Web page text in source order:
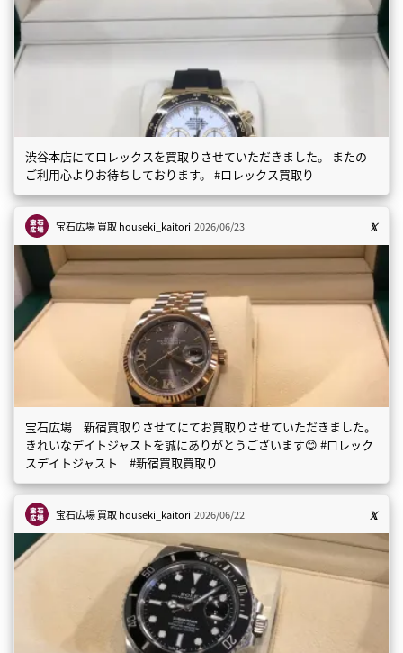
渋谷本店にてロレックスを買取りさせていただきました。 またの
ご利用心よりお待ちしております。 #ロレックス買取り
宝石広場 買取houseki_kaitori 2026/06/23
宝石広場 新宿買取りさせてにてお買取りさせていただきました。
きれいなデイトジャストを誠にありがとうございます😊 #ロレック
スデイトジャスト #新宿買取買取り
宝石広場 買取houseki_kaitori 2026/06/22